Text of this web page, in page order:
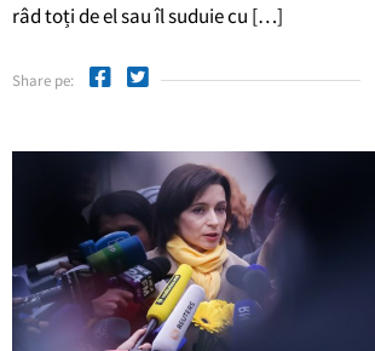
râd toți de el sau îl suduie cu […]
Share pe: